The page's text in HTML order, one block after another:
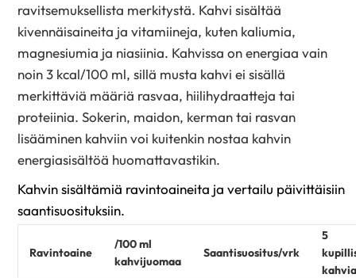
ravitsemuksellista merkitystä. Kahvi sisältää
kivennäisaineita ja vitamiineja, kuten kaliumia,
magnesiumia ja niasiinia. Kahvissa on energiaa vain
noin 3 kcal/100 ml, sillä musta kahvi ei sisällä
merkittäviä määriä rasvaa, hiilihydraatteja tai
proteiinia. Sokerin, maidon, kerman tai rasvan
lisääminen kahviin voi kuitenkin nostaa kahvin
energiasisältöä huomattavastikin.
Kahvin sisältämiä ravintoaineita ja vertailu päivittäisiin
saantisuosituksiin.
Ravintoaine
/100 ml
kahvijuomaa
Saantisuositus/vrk
5
kahvia